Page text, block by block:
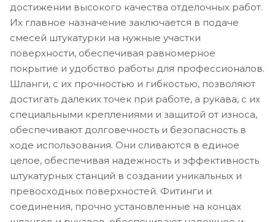
достижении высокого качества отделочных работ.
Их главное назначение заключается в подаче
смесей штукатурки на нужные участки
поверхности, обеспечивая равномерное
покрытие и удобство работы для профессионалов.
Шланги, с их прочностью и гибкостью, позволяют
достигать далеких точек при работе, а рукава, с их
специальными креплениями и защитой от износа,
обеспечивают долговечность и безопасность в
ходе использования. Они сливаются в единое
целое, обеспечивая надежность и эффективность
штукатурных станций в создании уникальных и
превосходных поверхностей. Фитинги и
соединения, прочно установленные на концах